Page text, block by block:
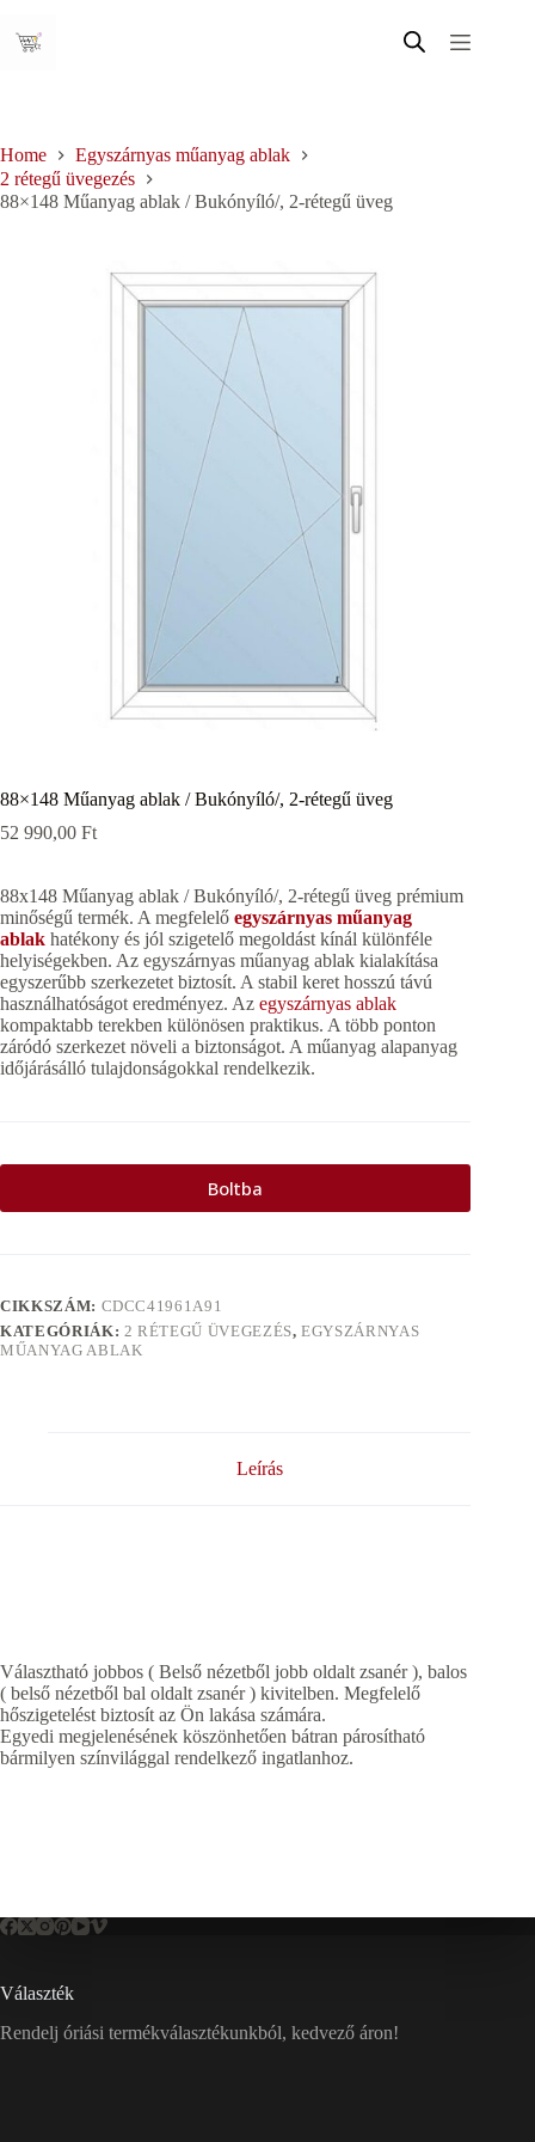
content
Home
Egyszárnyas műanyag ablak
2 rétegű üvegezés
88×148 Műanyag ablak / Bukónyíló/, 2-rétegű üveg
88×148 Műanyag ablak / Bukónyíló/, 2-rétegű üveg
52 990,00 Ft
88x148 Műanyag ablak / Bukónyíló/, 2-rétegű üveg prémium
minőségű termék. A megfelelő egyszárnyas műanyag
ablak hatékony és jól szigetelő megoldást kínál különféle
helyiségekben. Az egyszárnyas műanyag ablak kialakítása
egyszerűbb szerkezetet biztosít. A stabil keret hosszú távú
használhatóságot eredményez. Az egyszárnyas ablak
kompaktabb terekben különösen praktikus. A több ponton
záródó szerkezet növeli a biztonságot. A műanyag alapanyag
időjárásálló tulajdonságokkal rendelkezik.
Boltba
CIKKSZÁM: CDCC41961A91
KATEGÓRIÁK: 2 RÉTEGŰ ÜVEGEZÉS,EGYSZÁRNYAS
MŰANYAG ABLAK
Leírás
Választható jobbos ( Belső nézetből jobb oldalt zsanér ), balos
( belső nézetből bal oldalt zsanér ) kivitelben. Megfelelő
hőszigetelést biztosít az Ön lakása számára.
Egyedi megjelenésének köszönhetően bátran párosítható
bármilyen színvilággal rendelkező ingatlanhoz.
Választék
Rendelj óriási termékválasztékunkból, kedvező áron!